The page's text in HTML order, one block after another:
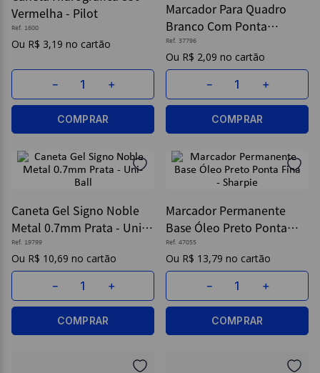
Vermelha - Pilot
Ref. 1600
R$ 3,19
＋
－
COMPRAR
Marcador Para Quadro
Branco Com Ponta
Redonda Cor Verde - BRW
Ref. 37796
R$ 2,09
＋
－
COMPRAR
Caneta Gel Signo Noble
Metal 0.7mm Prata - Uni-
Ball
Ref. 19799
R$ 10,69
＋
－
COMPRAR
Marcador Permanente
Base Óleo Preto Ponta
Fina - Sharpie
Ref. 47055
R$ 13,79
＋
－
COMPRAR
9º
borracha